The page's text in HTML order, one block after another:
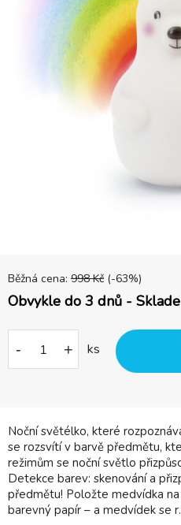
Noční světélko, které
se rozsvítí v barvě předmětu,
režimům se noční světlo
Detekce barev: skenování a
předmětu! Položte medvídka
barevný papír – a medvídek se
Běžná cena: 998 Kč (-63%)
Obvykle do 3 dnů -
- + ks